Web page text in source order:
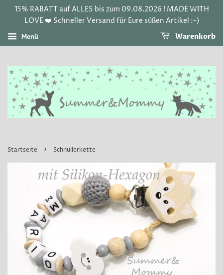
15% RABATT auf ALLES bis zum 09.08.2026 ! MADE WITH
LOVE ❤️ Schneller Versand für Eure süßen Artikel :-)
Menü Warenkorb
Startseite › Schnullerkette